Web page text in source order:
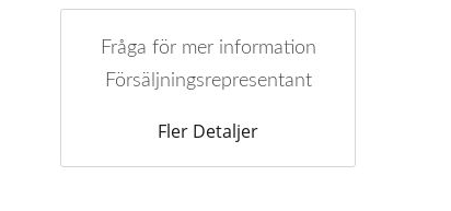
Fråga för mer information
Försäljningsrepresentant
Fler Detaljer